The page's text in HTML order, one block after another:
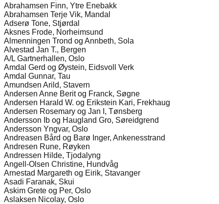
Abrahamsen Finn, Ytre Enebakk
Abrahamsen Terje Vik, Mandal
Adserø Tone, Stjørdal
Aksnes Frode, Norheimsund
Almenningen Trond og Annbeth, Sola
Alvestad Jan T., Bergen
A/L Gartnerhallen, Oslo
Amdal Gerd og Øystein, Eidsvoll Verk
Amdal Gunnar, Tau
Amundsen Arild, Stavern
Andersen Anne Berit og Franck, Søgne
Andersen Harald W. og Erikstein Kari, Frekhaug
Andersen Rosemary og Jan I, Tønsberg
Andersson Ib og Haugland Gro, Søreidgrend
Andersson Yngvar, Oslo
Andreasen Bård og Barø Inger, Ankenesstrand
Andresen Rune, Røyken
Andressen Hilde, Tjodalyng
Angell-Olsen Christine, Hundvåg
Arnestad Margareth og Eirik, Stavanger
Asadi Faranak, Skui
Askim Grete og Per, Oslo
Aslaksen Nicolay, Oslo